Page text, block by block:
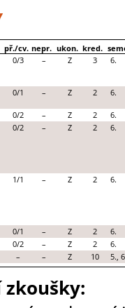
př./cv. nepr. ukon. kred.
0/3 – Z 3 6.
0/1 – Z 2 6.
0/2 – Z 2
6.
0/2 – Z 2 6.
1/1 – Z 2 6.
0/1 – Z 2
6.
0/2 – Z 2
6.
– – Z 10 5.,